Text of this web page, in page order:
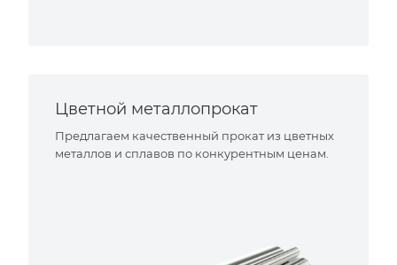
Цветной металлопрокат
Предлагаем качественный прокат из цветных
металлов и сплавов по конкурентным ценам.